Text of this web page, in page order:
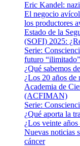
Eric Kandel:
El negocio
los productores
Estado de la
(SOFI) 2025:
Serie:
futuro
¿Qué sabemos
¿Los 20 años de
Academia de
(ACFIMAN)
Serie:
¿Qué aporta la
¿Los veinte años
Nuevas noticias
cáncer